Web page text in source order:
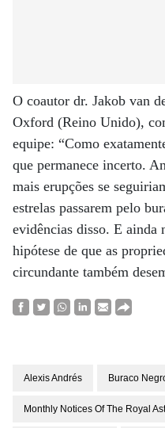
O coautor dr. Jakob van
Oxford (Reino Unido),
equipe: “Como
que permanece incerto.
mais erupções se
estrelas passarem pelo
evidências disso. E ainda
hipótese de que as
circundante também
Alexis Andrés Buraco
Monthly Notices Of The Royal